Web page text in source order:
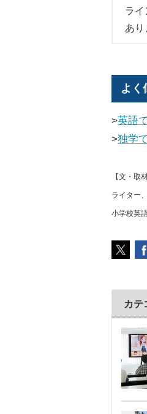
ラ
あり
よく
>英語
>独学
【文・取
ライター
小学校英
カテ